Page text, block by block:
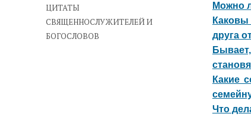
ЦИТАТЫ
СВЯЩЕННОСЛУЖИТЕЛЕЙ И
БОГОСЛОВОВ
Можно
друга
Какие
Что